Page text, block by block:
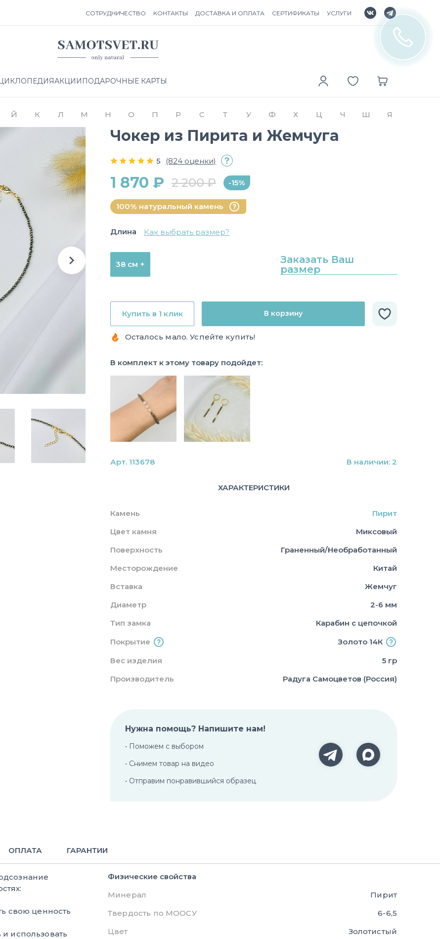
СОТРУДНИЧЕСТВО КОНТАКТЫ ДОСТАВКА И ОПЛАТА СЕРТИФИКАТЫ УСЛУГИ
АКЦИИ ПОДАРОЧНЫЕ КАРТЫ
Й К Л М Н О П Р С Т У Ф Х Ц Ч Ш Я
Чокер из Пирита и Жемчуга
5 (824 оценки)
1 870 ₽ 2 200 ₽ -15%
100% натуральный камень
Длина Как выбрать размер?
38 см +
Заказать Ваш
размер
Купить в 1 клик В корзину
Осталось мало. Успейте купить!
В комплект к этому товару подойдет:
Арт. 113678 В наличии: 2
ХАРАКТЕРИСТИКИ
Камень
Пирит
Цвет камня
Миксовый
Поверхность
Граненный/Необработанный
Месторождение
Китай
Вставка
Жемчуг
Диаметр
2-6 мм
Тип замка
Карабин с цепочкой
Покрытие
Золото 14К
Вес изделия
5 гр
Производитель
Радуга Самоцветов (Россия)
Нужна помощь? Напишите нам!
• Поможем с выбором
• Снимем товар на видео
• Отправим понравившийся образец
ОПЛАТА ГАРАНТИИ
свою ценность
использовать
Физические свойства
Минерал
Пирит
Твердость по МООСУ
6-6,5
Цвет
Золотистый